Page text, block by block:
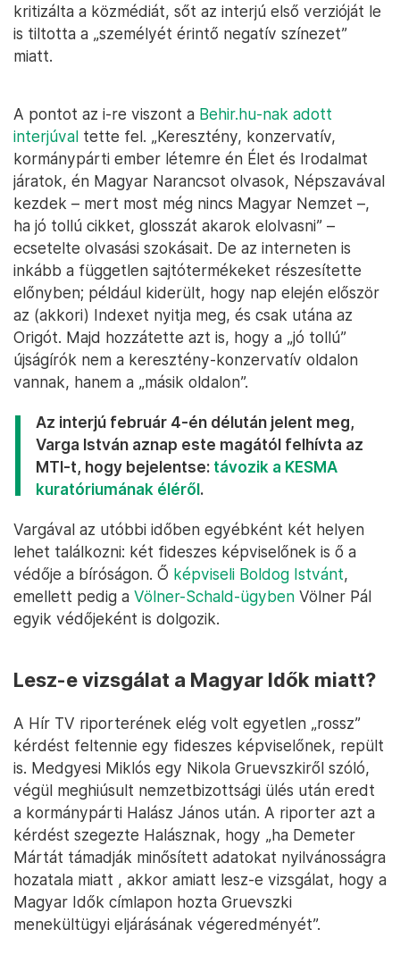
kritizálta a közmédiát, sőt az interjú első verzióját le
is tiltotta a „személyét érintő negatív színezet”
miatt.
A pontot az i-re viszont a Behir.hu-nak adott
interjúval tette fel. „Keresztény, konzervatív,
kormánypárti ember létemre én Élet és Irodalmat
járatok, én Magyar Narancsot olvasok, Népszavával
kezdek – mert most még nincs Magyar Nemzet –,
ha jó tollú cikket, glosszát akarok elolvasni” –
ecsetelte olvasási szokásait. De az interneten is
inkább a független sajtótermékeket részesítette
előnyben; például kiderült, hogy nap elején először
az (akkori) Indexet nyitja meg, és csak utána az
Origót. Majd hozzátette azt is, hogy a „jó tollú”
újságírók nem a keresztény-konzervatív oldalon
vannak, hanem a „másik oldalon”.
Az interjú február 4-én délután jelent meg,
Varga István aznap este magától felhívta az
MTI-t, hogy bejelentse: távozik a KESMA
kuratóriumának éléről.
Vargával az utóbbi időben egyébként két helyen
lehet találkozni: két fideszes képviselőnek is ő a
védője a bíróságon. Ő képviseli Boldog Istvánt,
emellett pedig a Völner-Schald-ügyben Völner Pál
egyik védőjeként is dolgozik.
Lesz-e vizsgálat a Magyar Idők miatt?
A Hír TV riporterének elég volt egyetlen „rossz”
kérdést feltennie egy fideszes képviselőnek, repült
is. Medgyesi Miklós egy Nikola Gruevszkiről szóló,
végül meghiúsult nemzetbizottsági ülés után eredt
a kormánypárti Halász János után. A riporter azt a
kérdést szegezte Halásznak, hogy „ha Demeter
Mártát támadják minősített adatokat nyilvánosságra
hozatala miatt , akkor amiatt lesz-e vizsgálat, hogy a
Magyar Idők címlapon hozta Gruevszki
menekültügyi eljárásának végeredményét”.